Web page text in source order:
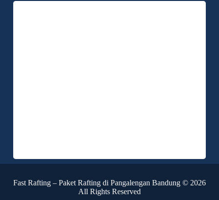
Fast Rafting – Paket Rafting di Pangalengan Bandung © 2026
All Rights Reserved